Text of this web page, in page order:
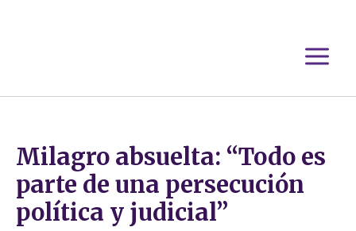
Milagro absuelta: “Todo es
parte de una persecución
política y judicial”